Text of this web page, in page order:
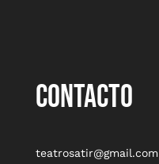
CONTACTO
teatrosatir@gmail.com